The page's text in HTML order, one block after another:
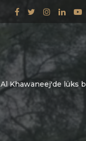
Al Khawaneej'de lüks